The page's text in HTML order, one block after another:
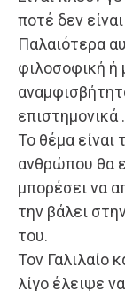
ποτέ δεν
Παλαιότερα
φιλοσοφική ή
επιστημονικά .
Το θέμα
ανθρώπου θα
μπορέσει να
την βάλει
του.
Τον Γαλιλαίο
λίγο έλειψε